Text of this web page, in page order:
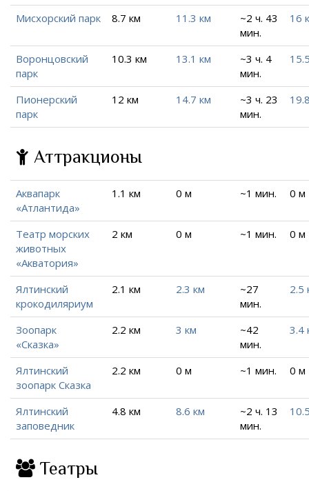
Мисхорский парк 8.7 км 11.3 км
~2 ч. 43
мин.
16
Воронцовский
парк
10.3 км 13.1 км
~3 ч. 4
мин.
Пионерский
парк
12 км 14.7 км
~3 ч. 23
мин.
Аттракционы
Аквапарк
«Атлантида»
1.1 км 0 м ~1 мин. 0 м
Театр морских
животных
«Акватория»
2 км 0 м ~1 мин. 0 м
Ялтинский
крокодиляриум
2.1 км 2.3 км
~27
мин.
2.5
Зоопарк
«Сказка»
2.2 км 3 км
~42
мин.
3.4
Ялтинский
зоопарк Сказка
2.2 км 0 м ~1 мин. 0 м
Ялтинский
заповедник
4.8 км 8.6 км
~2 ч. 13
мин.
Театры